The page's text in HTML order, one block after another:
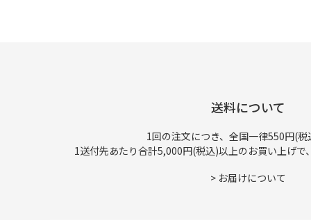
送料について
1回の注文につき、全国一律550円(税
1送付先あたり合計5,000円(税込)以上のお買い上げで
> お届けについて